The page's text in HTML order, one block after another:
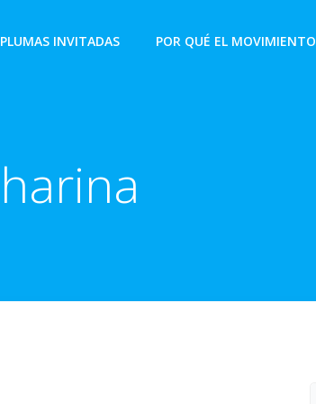
PLUMAS INVITADAS POR QUÉ EL MOVIMIENTO
harina